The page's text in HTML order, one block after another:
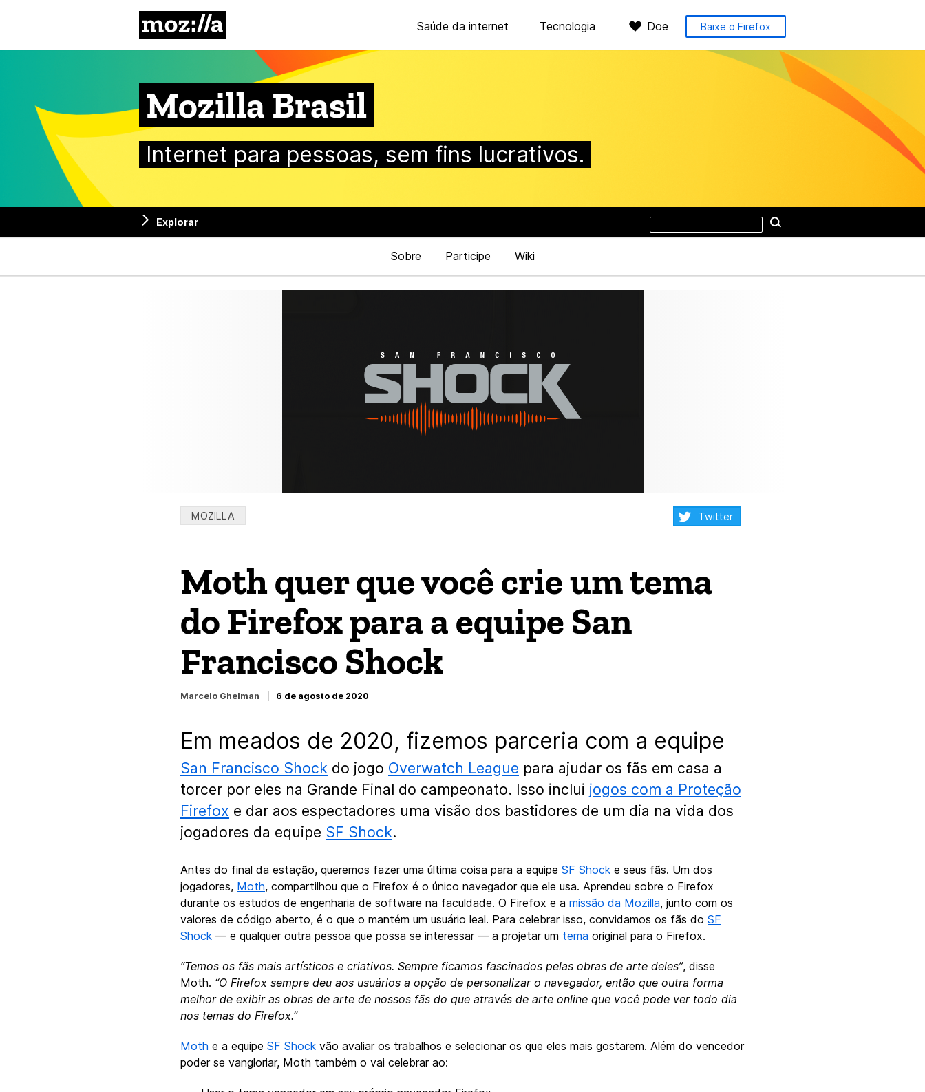
Saúde da internet Tecnologia Doe Baixe o Firefox
Mozilla Brasil
Internet para pessoas, sem fins lucrativos.
Explorar
Pesquisar
site
Sobre Participe Wiki
Categorias:
MOZILLA Twitter
Moth quer que você crie um tema
do Firefox para a equipe San
Francisco Shock
Marcelo Ghelman 6 de agosto de 2020
Em meados de 2020, fizemos parceria com a equipe
San Francisco Shock do jogo Overwatch League para ajudar os fãs em casa a
torcer por eles na Grande Final do campeonato. Isso inclui jogos com a Proteção
Firefox e dar aos espectadores uma visão dos bastidores de um dia na vida dos
jogadores da equipe SF Shock.
Antes do final da estação, queremos fazer uma última coisa para a equipe SF Shock e seus fãs. Um dos
jogadores, Moth, compartilhou que o Firefox é o único navegador que ele usa. Aprendeu sobre o Firefox
durante os estudos de engenharia de software na faculdade. O Firefox e a missão da Mozilla, junto com os
valores de código aberto, é o que o mantém um usuário leal. Para celebrar isso, convidamos os fãs do SF
Shock — e qualquer outra pessoa que possa se interessar — a projetar um tema original para o Firefox.
“Temos os fãs mais artísticos e criativos. Sempre ficamos fascinados pelas obras de arte deles”, disse
Moth. “O Firefox sempre deu aos usuários a opção de personalizar o navegador, então que outra forma
melhor de exibir as obras de arte de nossos fãs do que através de arte online que você pode ver todo dia
nos temas do Firefox.”
Moth e a equipe SF Shock vão avaliar os trabalhos e selecionar os que eles mais gostarem. Além do vencedor
poder se vangloriar, Moth também o vai celebrar ao: